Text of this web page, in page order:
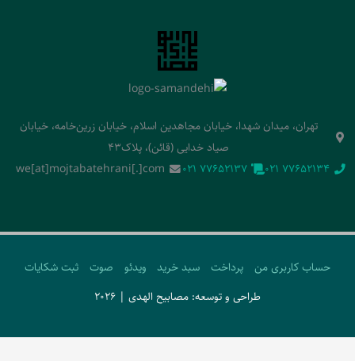
تهران، میدان شهدا، خیابان مجاهدین اسلام، خیابان زرین‌خامه، خیابان
صیاد خدایی (قائن)، پلاک43
‭021 77652134‬
‭021 77652137‬
we[at]mojtabatehrani[.]com
حساب کاربری من پرداخت سبد خرید ویدئو صوت
ثبت شکایات
طراحی و توسعه: مصابیح الهدی | 2026